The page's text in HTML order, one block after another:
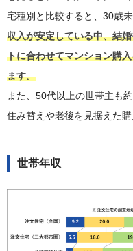
宅種別と比較すると、30歳
収入が安定している中、結
トに合わせてマンション購
ます。
また、50代以上の世帯主も
住み替えや老後を見据えた
世帯年収